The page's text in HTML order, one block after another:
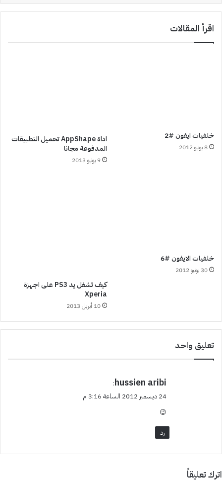
اقرأ المقالات
خلفيات ايفون #2
8 يونيو 2012
اداة AppShape تحميل التطبيقات
المدفوعة مجانا
9 يونيو 2013
خلفيات الايفون #6
30 يونيو 2012
كيف تشغل يد PS3 على اجهزة
Xperia
10 أبريل 2013
تعليق واحد
ي
ل
hussien aribi
:
24 ديسمبر 2012 الساعة 3:16 م
😉
رد
اترك تعليقاً